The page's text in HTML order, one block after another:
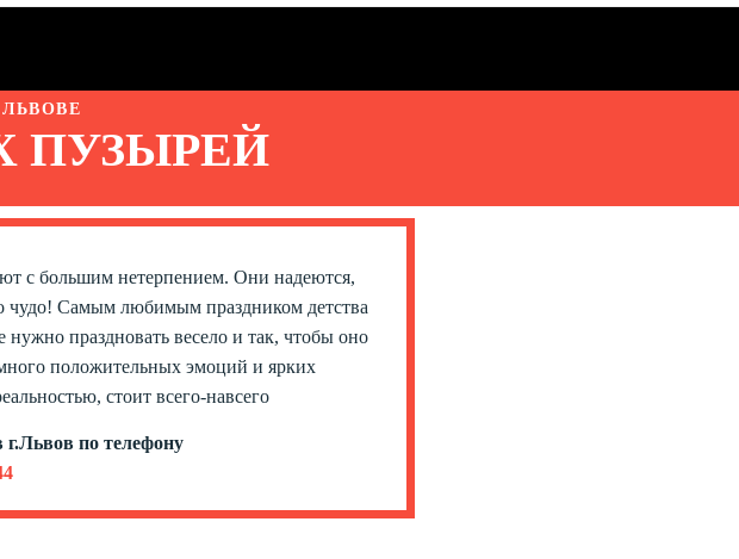
с большим нетерпением. Они надеются,
чудо! Самым любимым праздником детства
праздновать весело и так, чтобы оно
положительных эмоций и ярких
стоит всего-навсего
по телефону